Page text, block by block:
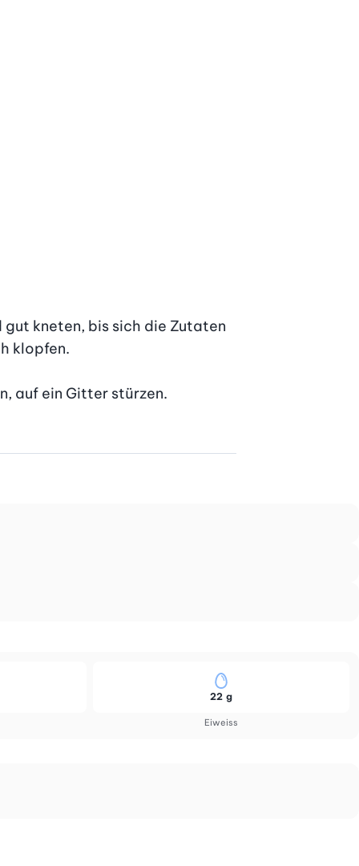
gut kneten, bis sich die Zutaten
klopfen.
auf ein Gitter stürzen.
Eiweiss
22 g